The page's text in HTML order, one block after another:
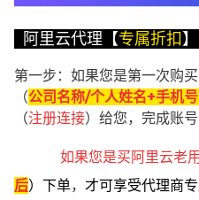
阿里云代理【专属折扣】
第一步：如果您是第一次购
（公司名称/个人姓名+手机
（注册连接）给您，完成账号
如果您是买阿里云老
后） 下单， 才可享受代理商